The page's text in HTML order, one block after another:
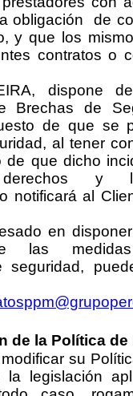
obligación de
y que los
contratos o
, dispone
Brechas de
de que se
al tener
de que dicho
y
lo notificaráa l
en
las
seguridad,
de la Política de
su
legislación